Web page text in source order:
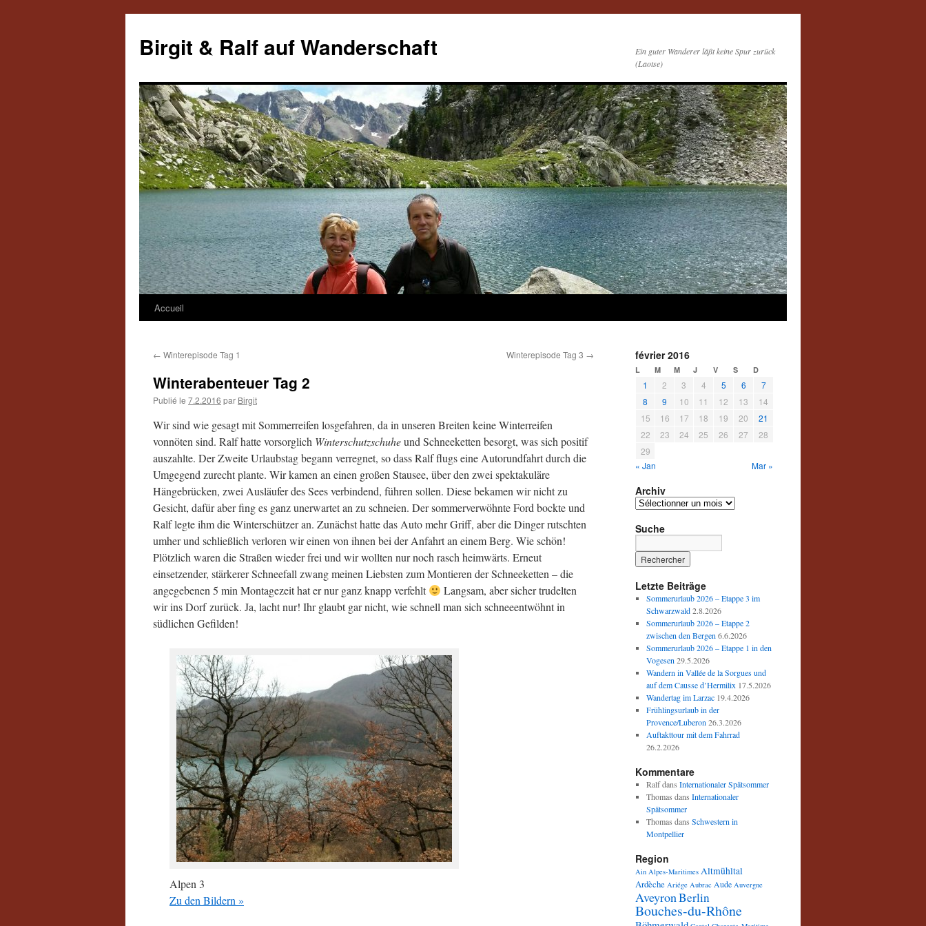
contenu
Birgit & Ralf auf Wanderschaft
Ein guter Wanderer läßt keine Spur zurück
(Laotse)
Accueil
← Winterepisode Tag 1 Winterepisode Tag 3 →
Winterabenteuer Tag 2
Publié le 7.2.2016 par Birgit
Wir sind wie gesagt mit Sommerreifen losgefahren, da in unseren Breiten keine Winterreifen
vonnöten sind. Ralf hatte vorsorglich Winterschutzschuheund Schneeketten besorgt, was sich positif
auszahlte. Der Zweite Urlaubstag begann verregnet, so dass Ralf flugs eine Autorundfahrt durch die
Umgegend zurecht plante. Wir kamen an einen großen Stausee, über den zwei spektakuläre
Hängebrücken, zwei Ausläufer des Sees verbindend, führen sollen. Diese bekamen wir nicht zu
Gesicht, dafür aber fing es ganz unerwartet an zu schneien. Der sommerverwöhnte Ford bockte und
Ralf legte ihm die Winterschützer an. Zunächst hatte das Auto mehr Griff, aber die Dinger rutschten
umher und schließlich verloren wir einen von ihnen bei der Anfahrt an einem Berg. Wie schön!
Plötzlich waren die Straßen wieder frei und wir wollten nur noch rasch heimwärts. Erneut
einsetzender, stärkerer Schneefall zwang meinen Liebsten zum Montieren der Schneeketten – die
angegebenen 5 min Montagezeit hat er nur ganz knapp verfehlt
Langsam, aber sicher trudelten
wir ins Dorf zurück. Ja, lacht nur! Ihr glaubt gar nicht, wie schnell man sich schneeentwöhnt in
südlichen Gefilden!
Alpen 3
Zu den Bildern »
février 2016
L M M J V S D
1 2 3 4 5 6
7
8
9 10 11 12 13
14
15
16 17 18 19 20
21
22
23 24 25 26 27
28
29
« Jan
Mar »
Archiv
Archiv
Suche
Letzte Beiträge
Sommerurlaub 2026 – Etappe 3 im
Schwarzwald 2.8.2026
Sommerurlaub 2026 – Etappe 2
zwischen den Bergen 6.6.2026
Sommerurlaub 2026 – Etappe 1 in den
Vogesen 29.5.2026
Wandern in Vallée de la Sorgues und
auf dem Causse d’Hermilix 17.5.2026
Wandertag im Larzac 19.4.2026
Frühlingsurlaub in der
Provence/Luberon 26.3.2026
Auftakttour mit dem Fahrrad
26.2.2026
Kommentare
Ralfdans Internationaler Spätsommer
Thomas dans Internationaler
Spätsommer
Thomas dans Schwestern in
Montpellier
Region
Ain Alpes-Maritimes Altmühltal
Ardèche Ariége Aubrac Aude Auvergne
AveyronBerlin
Bouches-du-Rhône